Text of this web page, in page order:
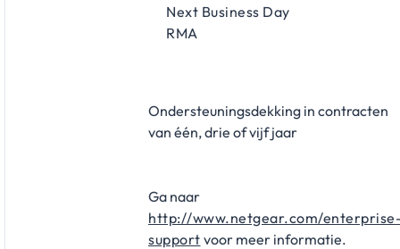
Next Business Day
RMA
Ondersteuningsdekking in contracten
van één, drie of vijf jaar
Ga naar
http://www.netgear.com/
support voor meer informatie.